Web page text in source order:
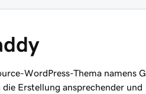
WordPress-Thema namens
Erstellung ansprechender und